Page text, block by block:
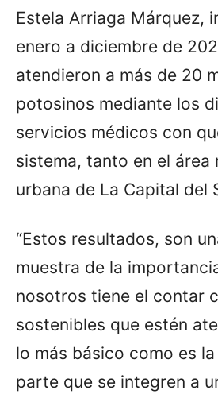
Estela Arriaga Márquez,
enero a diciembre de
atendieron a más de 20
potosinos mediante los
servicios médicos con
sistema, tanto en el área
urbana de La Capital del
“Estos resultados, son
muestra de la
nosotros tiene el contar
sostenibles que estén
lo más básico como es
parte que se integren a